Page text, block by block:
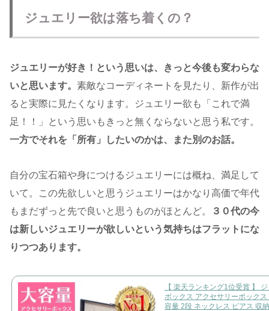
ジュエリー欲は落ち着くの？
ジュエリーが好き！という思いは、きっと今後も変わらな
いと思います。 素敵なコーディネートを見たり、新作が出
ると実際に見たくなります。ジュエリー欲も「これで満
足！！」という思いもきっと無くならないと思う私です。
一方でそれを「所有」したいのかは、また別のお話。
自分の宝石箱や身につけるジュエリーには概ね、満足して
いて。この先欲しいと思うジュエリーはかなり高価で年代
もまだずっと先で良いと思うものがほとんど。
３０代の今
は新しいジュエリーが欲しいという気持ちはフラットにな
りつつあります。
【 楽天ランキング1位受賞 】
ボックス アクセサリーボックス
容量 2段 ネックレス ピアス 収